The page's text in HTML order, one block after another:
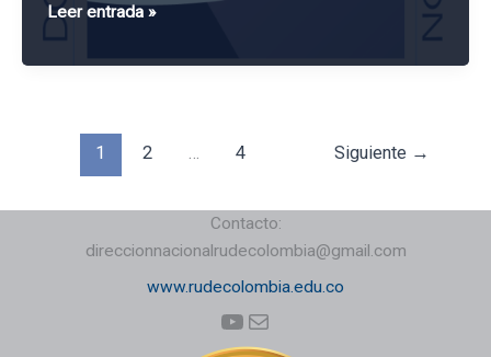
PROGRAMACIÓN
XVII
JORNADA
Leer entrada »
1 2 … 4 Siguiente →
Contacto:
direccionnacionalrudecolombia@gmail.com
www.rudecolombia.edu.co
YouTube
Correo electrónico